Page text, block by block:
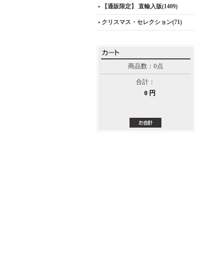
【通販限定】 直輸入版(1409)
クリスマス・セレクション(71)
商品数：0点
合計：
0 円